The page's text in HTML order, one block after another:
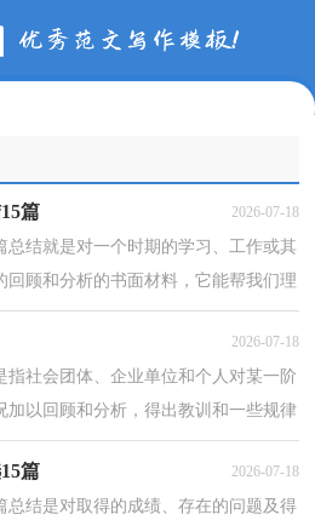
篇 2026-07-18
总结就是对一个时期的学习、工作或其
回顾和分析的书面材料，它能帮我们理
难点，为此要我们写一份...
2026-07-18
指社会团体、企业单位和个人对某一阶
加以回顾和分析，得出教训和一些规律
使我们及时找出错误...
篇 2026-07-18
总结是对取得的成绩、存在的问题及得